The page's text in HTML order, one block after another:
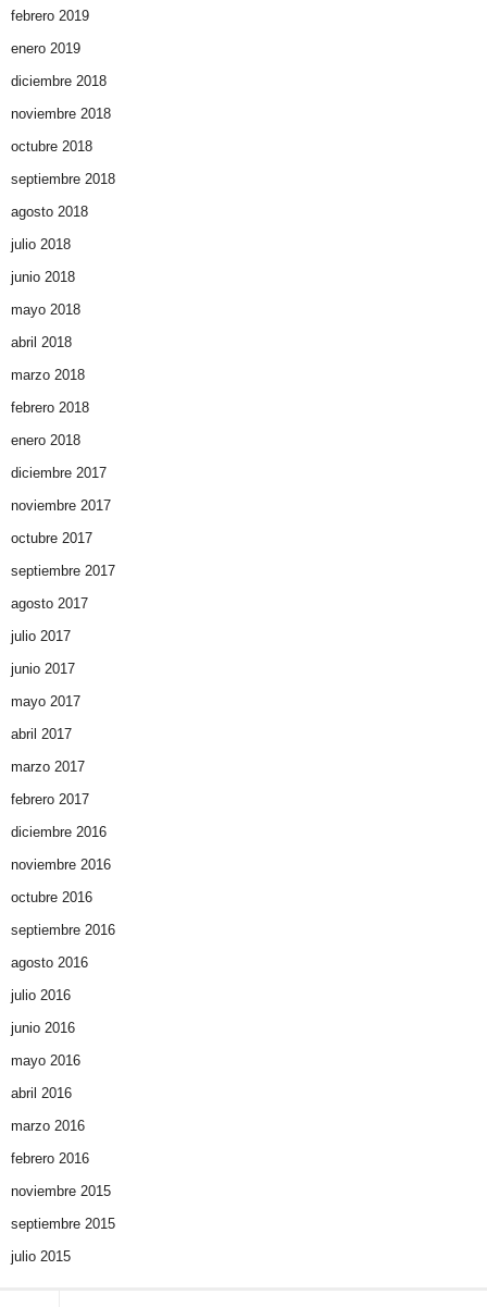
febrero 2019
enero 2019
diciembre 2018
noviembre 2018
octubre 2018
septiembre 2018
agosto 2018
julio 2018
junio 2018
mayo 2018
abril 2018
marzo 2018
febrero 2018
enero 2018
diciembre 2017
noviembre 2017
octubre 2017
septiembre 2017
agosto 2017
julio 2017
junio 2017
mayo 2017
abril 2017
marzo 2017
febrero 2017
diciembre 2016
noviembre 2016
octubre 2016
septiembre 2016
agosto 2016
julio 2016
junio 2016
mayo 2016
abril 2016
marzo 2016
febrero 2016
noviembre 2015
septiembre 2015
julio 2015